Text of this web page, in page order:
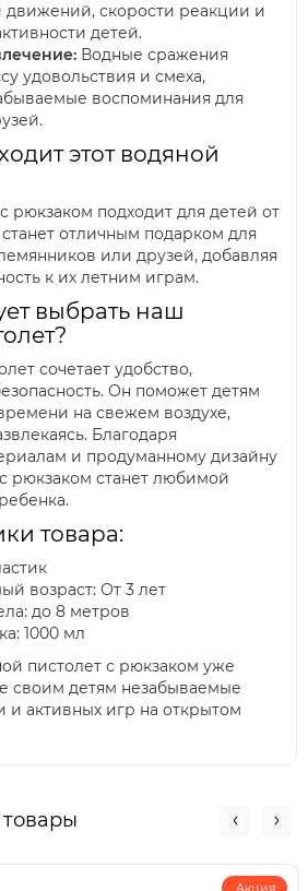
движений, скорости реакции и
детей.
Водные сражения
удовольствия и смеха,
воспоминания для
этот водяной
рюкзаком подходит для детей от
отличным подарком для
или друзей, добавляя
к их летним играм.
выбрать наш
сочетает удобство,
Он поможет детям
на свежем воздухе,
Благодаря
и продуманному дизайну
рюкзаком станет любимой
товара:
возраст: От 3 лет
до 8 метров
1000 мл
пистолет с рюкзаком уже
своим детям незабываемые
и активных игр на открытом
Акция